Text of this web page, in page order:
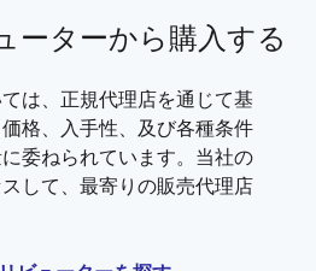
ーターから購入する
は、正規代理店を通じて基
格、入手性、及び各種条件
委ねられています。当社の
して、最寄りの販売代理店